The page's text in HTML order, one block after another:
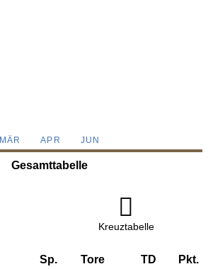
MÄR APR JUN
Gesamttabelle
Kreuztabelle
Sp. Tore TD Pkt.